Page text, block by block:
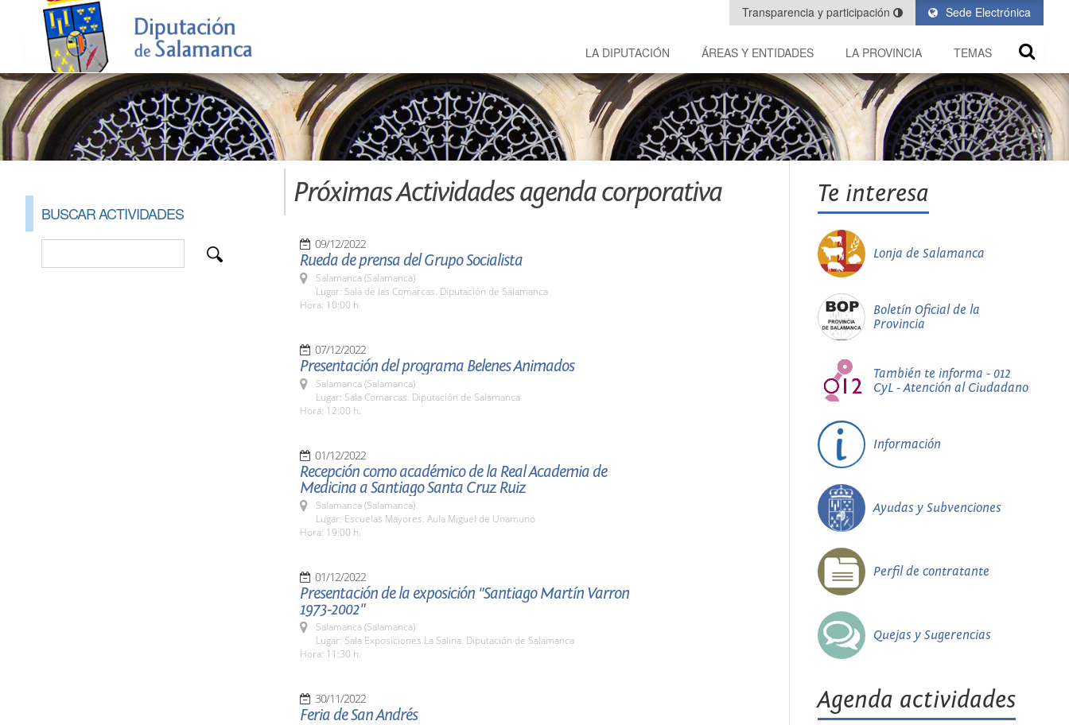
Sede Electrónica
Transparencia y participación
LA DIPUTACIÓN ÁREAS Y ENTIDADES LA PROVINCIA TEMAS
BUSCAR ACTIVIDADES
Próximas Actividades agenda corporativa
09/12/2022
Rueda de prensa del Grupo Socialista
Salamanca (Salamanca)
Lugar: Sala de las Comarcas. Diputación de Salamanca
Hora: 10:00 h.
07/12/2022
Presentación del programa Belenes Animados
Salamanca (Salamanca)
Lugar: Sala Comarcas. Diputación de Salamanca
Hora: 12:00 h.
01/12/2022
Recepción como académico de la Real Academia de
Medicina a Santiago Santa Cruz Ruiz
Salamanca (Salamanca)
Lugar: Escuelas Mayores. Aula Miguel de Unamuno
Hora: 19:00 h.
01/12/2022
Presentación de la exposición "Santiago Martín Varron
1973-2002"
Salamanca (Salamanca)
Lugar: Sala Exposiciones La Salina. Diputación de Salamanca
Hora: 11:30 h.
30/11/2022
Feria de San Andrés
Te interesa
Lonja de Salamanca
Boletín Oficial de la
Provincia
También te informa - 012
CyL - Atención al Ciudadano
Información
Ayudas y Subvenciones
Perfil de contratante
Quejas y Sugerencias
Agenda actividades